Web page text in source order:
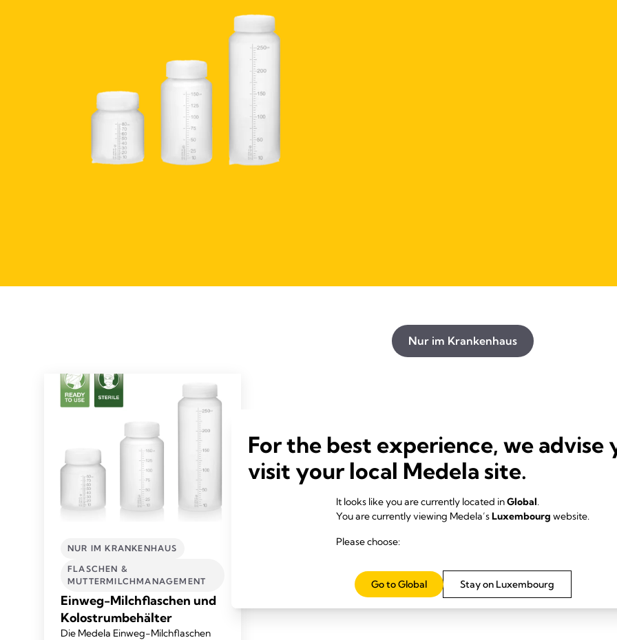
Nur im Krankenhaus
NUR IM KRANKENHAUS
FLASCHEN &
MUTTERMILCHMANAGEMENT​
Einweg-Milchflaschen und
Kolostrumbehälter
Die Medela Einweg-Milchflaschen
For the best experience, we advise
visit your local Medela site.
It looks like you are currently located inGlobal.
You are currently viewing Medela’sLuxembourg website.
Please choose:
Stay on Luxembourg
Go to Global